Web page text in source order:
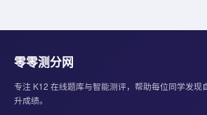
零零测分网
专注 K12 在线题库与智能测评，帮助每位同学发现
升成绩。